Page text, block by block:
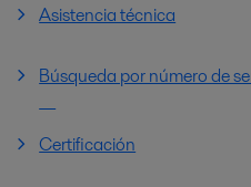
Asistencia técnica
Búsqueda por
Certificación